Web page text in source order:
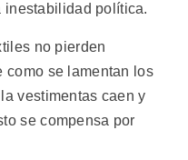
inestabilidad política.
no pierden
como se lamentan los
vestimentas caen y
se compensa por